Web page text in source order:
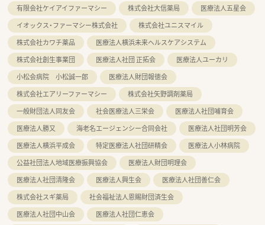
有限会社ケイアイファーマシー
株式会社大信薬局
医療法人五星会
イオックス・ファーマシー株式会社
株式会社ユニスマイル
株式会社カワチ薬品
医療法人横浜未来ヘルスケアシステム
株式会社創生事業団
医療法人社団 正拓会
医療法人ユーカリ
小松会病院 小松誠一郎
医療法人財団報徳会
株式会社エアリーファーマシー
株式会社矢野調剤薬局
一般財団法人同友会
社会医療法人三栄会
医療法人社団哺育会
医療法人勝又
海老名エージェンシー合同会社
医療法人社団明芳会
医療法人横浜平成会
特定医療法人社団研精会
医療法人小林病院
公益社団法人地域医療振興協会
医療法人財団明理会
医療法人社団清隆会
医療法人興生会
医療法人社団善仁会
株式会社スギ薬局
社会福祉法人恩賜財団済生会
医療法人社団中山会
医療法人社団仁恵会